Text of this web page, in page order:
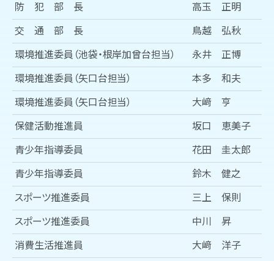
防 犯 部 長 高玉 正明
交 通 部 長 鳥越 弘秋
環境推進委員（池袋・根岸加曾台担当） 永井 正博
環境推進委員（矢口台担当） 本多 和夫
環境推進委員（矢口台担当） 大﨑 亨
保健活動推進員 坂口 恵美子
青少年指導委員 花田 圭太郎
青少年指導委員 鈴木 健之
スポーツ推進委員 三上 保則
スポーツ推進委員 中川 昇
消費生活推進員 大﨑 洋子